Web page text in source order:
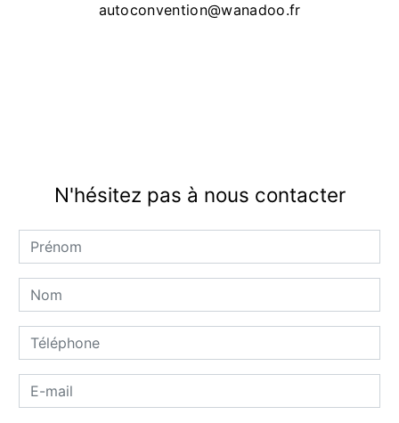
autoconvention@wanadoo.fr
N'hésitez pas à nous contacter